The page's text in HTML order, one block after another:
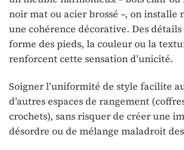
noir mat ou acier brossé –, on installe
une cohérence décorative. Des
forme des pieds, la couleur ou la
renforcent cette sensation d’unicité.
Soigner l’uniformité de style facilite
d’autres espaces de rangement
crochets), sans risquer de créer une
désordre ou de mélange maladroit